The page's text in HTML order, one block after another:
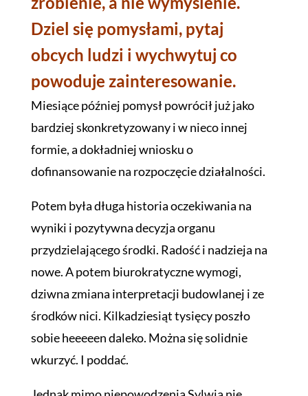
Dziel się pomysłami, pytaj
obcych ludzi i wychwytuj co
powoduje zainteresowanie.
Miesiące później pomysł powrócił już jako
bardziej skonkretyzowany i w nieco innej
formie, a dokładniej wniosku o
dofinansowanie na rozpoczęcie działalności.
Potem była długa historia oczekiwania na
wyniki i pozytywna decyzja organu
przydzielającego środki. Radość i nadzieja na
nowe. A potem biurokratyczne wymogi,
dziwna zmiana interpretacji budowlanej i ze
środków nici. Kilkadziesiąt tysięcy poszło
sobie heeeeen daleko. Można się solidnie
wkurzyć. I poddać.